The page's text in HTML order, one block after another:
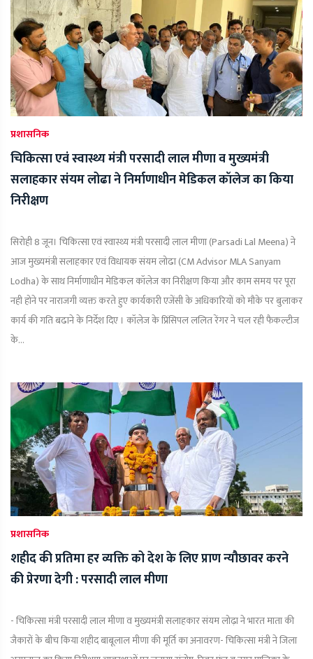
प्रशासनिक
चिकित्सा एवं स्वास्थ्य मंत्री परसादी लाल मीणा व मुख्यमंत्री
सलाहकार संयम लोढा ने निर्माणाधीन मेडिकल कॉलेज का किया
निरीक्षण
सिरोही 8 जून। चिकित्सा एवं स्वास्थ्य मंत्री परसादी लाल मीणा (Parsadi Lal Meena) ने
आज मुख्यमंत्री सलाहकार एवं विधायक संयम लोढा (CM Advisor MLA Sanyam
Lodha) के साथ निर्माणाधीन मेडिकल कॉलेज का निरीक्षण किया और काम समय पर पूरा
नही होने पर नाराजगी व्यक्त करते हुए कार्यकारी एजेंसी के अधिकारियों को मौके पर बुलाकर
कार्य की गति बढाने के निर्देश दिए । कॉलेज के प्रिंसिपल ललित रेंगर ने चल रही फैकल्टीज
के...
प्रशासनिक
शहीद की प्रतिमा हर व्यक्ति को देश के लिए प्राण न्यौछावर करने
की प्रेरणा देगी : परसादी लाल मीणा
- चिकित्सा मंत्री परसादी लाल मीणा व मुख्यमंत्री सलाहकार संयम लोढ़ा ने भारत माता की
जैकारों के बीच किया शहीद बाबूलाल मीणा की मूर्ति का अनावरण- चिकित्सा मंत्री ने जिला